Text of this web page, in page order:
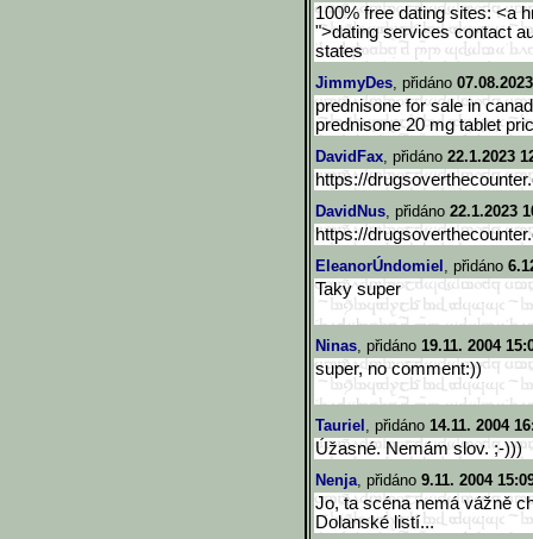
100% free dating sites: <a
">dating services contact
states
JimmyDes, přidáno
prednisone for sale in
prednisone 20 mg tablet
DavidFax, přidáno 22.1.2023
https://
DavidNus, přidáno 22.1.2023
https://
EleanorÚndomiel , přidáno
Taky super
Ninas, přidáno 19.11. 2004
super, no comment:))
Tauriel , přidáno 14.11. 2004
Úžasné. Nemám slov. ;-)))
Nenja, přidáno 9.11. 2004
Jo, ta scéna nemá vážně
Dolanské listí...